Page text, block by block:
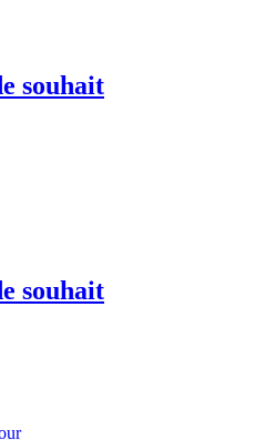
souhait
souhait